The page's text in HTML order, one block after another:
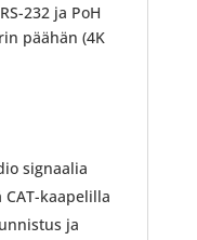
232 ja PoH
päähän (4K
signaalia
kaapelilla
ja